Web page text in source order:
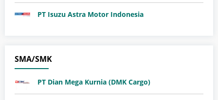
PT Isuzu Astra Motor Indonesia
SMA/SMK
PT Dian Mega Kurnia (DMK Cargo)